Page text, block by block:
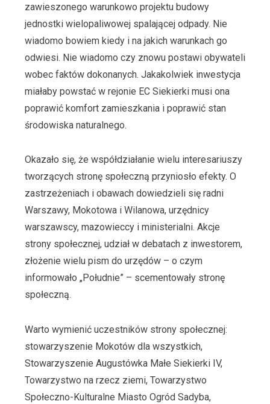
zawieszonego warunkowo projektu budowy
jednostki wielopaliwowej spalającej odpady. Nie
wiadomo bowiem kiedy i na jakich warunkach go
odwiesi. Nie wiadomo czy znowu postawi obywateli
wobec faktów dokonanych. Jakakolwiek inwestycja
miałaby powstać w rejonie EC Siekierki musi ona
poprawić komfort zamieszkania i poprawić stan
środowiska naturalnego.
Okazało się, że współdziałanie wielu interesariuszy
tworzących stronę społeczną przyniosło efekty. O
zastrzeżeniach i obawach dowiedzieli się radni
Warszawy, Mokotowa i Wilanowa, urzędnicy
warszawscy, mazowieccy i ministerialni. Akcje
strony społecznej, udział w debatach z inwestorem,
złożenie wielu pism do urzędów – o czym
informowało „Południe” – scementowały stronę
społeczną.
Warto wymienić uczestników strony społecznej:
stowarzyszenie Mokotów dla wszystkich,
Stowarzyszenie Augustówka Małe Siekierki IV,
Towarzystwo na rzecz ziemi, Towarzystwo
Społeczno-Kulturalne Miasto Ogród Sadyba,